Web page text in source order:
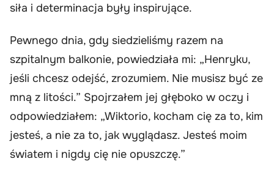
siła i determinacja były inspirujące.
Pewnego dnia, gdy siedzieliśmy razem na
szpitalnym balkonie, powiedziała mi: „Henryku,
jeśli chcesz odejść, zrozumiem. Nie musisz być ze
mną z litości.” Spojrzałem jej głęboko w oczy i
odpowiedziałem: „Wiktorio, kocham cię za to, kim
jesteś, a nie za to, jak wyglądasz. Jesteś moim
światem i nigdy cię nie opuszczę.”